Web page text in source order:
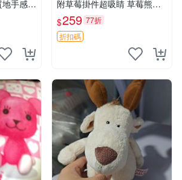
手感
推薦 白
附草莓掛件超吸睛 草莓熊手
提包 草莓掛件 可愛portunes
e
$259 77折
折扣碼